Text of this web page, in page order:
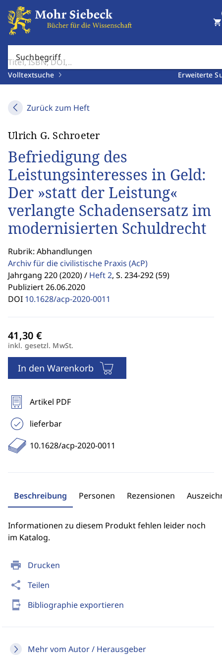
Suchbegriff
Volltextsuche Erweiterte
shopping_cart
Zurück zum Heft
print Drucken
share Teilen
send_to_mobile Bibliographie exportieren
Mehr vom Autor / Herausgeber
Ulrich G. Schroeter
Befriedigung des
Leistungsinteresses in Geld:
Der »statt der Leistung«
verlangte Schadensersatz im
modernisierten Schuldrecht
Rubrik: Abhandlungen
Archiv für die civilistische Praxis (AcP)
Jahrgang 220 (2020) / Heft 2, S. 234-292 (59)
Publiziert 26.06.2020
DOI 10.1628/acp-2020-0011
inkl. gesetzl. MwSt.
In den Warenkorb
Artikel PDF
lieferbar
10.1628/acp-2020-0011
Beschreibung Personen Rezensionen
Informationen zu diesem Produkt fehlen leider noch
im Katalog.